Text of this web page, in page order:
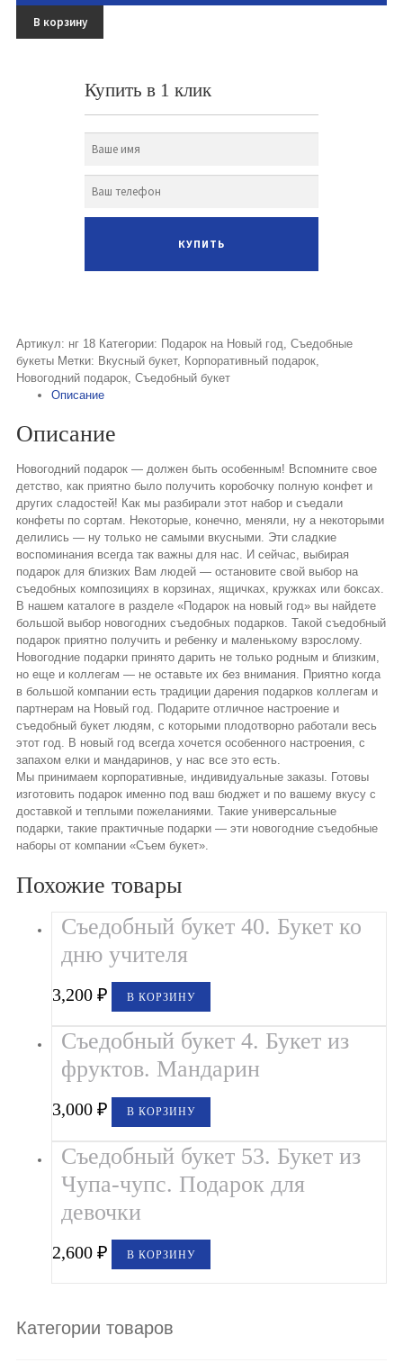
Доставка
В корзину
Купить в 1 клик
Артикул: нг 18 Категории: Подарок на Новый год ,Съедобные
букеты Метки: Вкусный букет, Корпоративный подарок
Новогодний подарок ,Съедобный букет
Описание
Описание
Новогодний подарок — должен быть особенным! Вспомните свое
детство, как приятно было получить коробочку полную конфет и
других сладостей! Как мы разбирали этот набор и съедали
конфеты по сортам. Некоторые, конечно, меняли, ну а некоторыми
делились — ну только не самыми вкусными. Эти сладкие
воспоминания всегда так важны для нас. И сейчас, выбирая
подарок для близких Вам людей — остановите свой выбор на
съедобных композициях в корзинах, ящичках, кружках или боксах.
В нашем каталоге в разделе «Подарок на новый год» вы найдете
большой выбор новогодних съедобных подарков. Такой съедобный
подарок приятно получить и ребенку и маленькому взрослому.
Новогодние подарки принято дарить не только родным и близким,
но еще и коллегам — не оставьте их без внимания. Приятно когда
в большой компании есть традиции дарения подарков коллегам и
партнерам на Новый год. Подарите отличное настроение и
съедобный букет людям, с которыми плодотворно работали весь
этот год. В новый год всегда хочется особенного настроения, с
запахом елки и мандаринов, у нас все это есть.
Мы принимаем корпоративные, индивидуальные заказы. Готовы
изготовить подарок именно под ваш бюджет и по вашему вкусу с
доставкой и теплыми пожеланиями. Такие универсальные
подарки, такие практичные подарки — эти новогодние съедобные
наборы от компании «Съем букет».
Похожие товары
Съедобный букет 40. Букет ко
дню учителя
3,200₽ В КОРЗИНУ
Съедобный букет 4. Букет из
фруктов. Мандарин
3,000₽ В КОРЗИНУ
Съедобный букет 53. Букет из
Чупа-чупс. Подарок для
девочки
2,600₽ В КОРЗИНУ
Категории товаров